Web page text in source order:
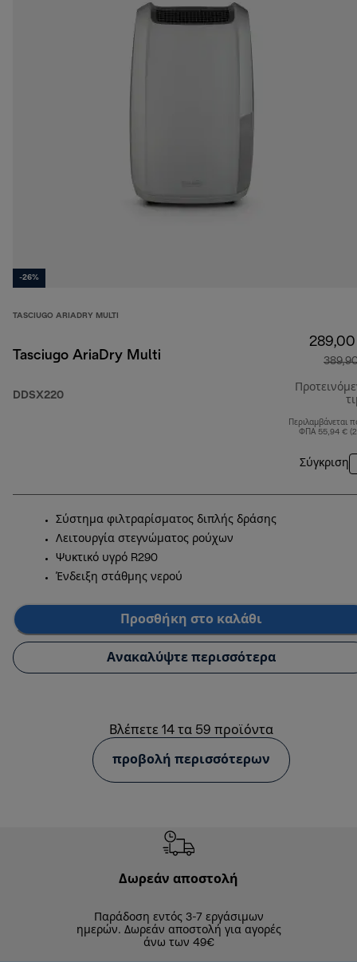
-26%
TASCIUGO ARIADRY MULTI
Tasciugo AriaDry Multi
DDSX220
Περιλαμβάνεται
ΦΠΑ 55,94 €
Σύγκριση
Σύστημα φιλτραρίσματος διπλής δράσης
Λειτουργία στεγνώματος ρούχων
Ψυκτικό υγρό R290
Ένδειξη στάθμης νερού
Προσθήκη στο καλάθι
Ανακαλύψτε περισσότερα
Βλέπετε 14 τα 59 προϊόντα
προβολή περισσότερων
Δωρεάν αποστολή
Παράδοση εντός 3-7 εργάσιμων
ημερών. Δωρεάν αποστολή για αγορές
άνω των 49€